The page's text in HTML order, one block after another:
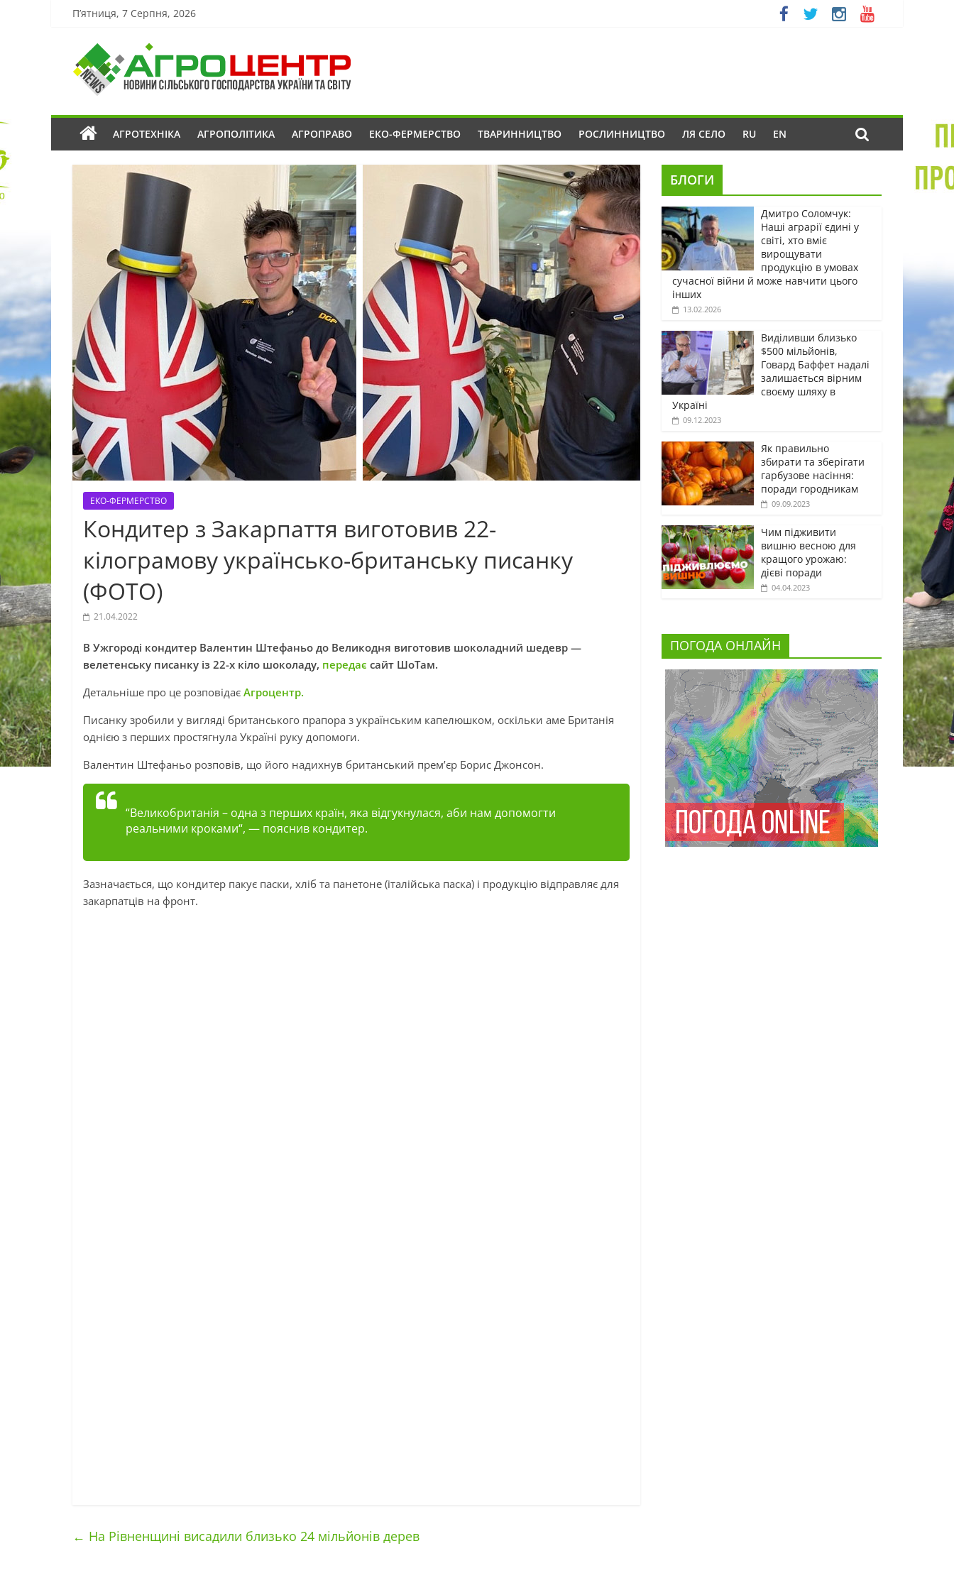
П’ятниця, 7 Серпня, 2026
АГРОТЕХНІКА АГРОПОЛІТИКА АГРОПРАВО ЕКО-ФЕРМЕРСТВО ТВАРИННИЦТВО РОСЛИННИЦТВО ЛЯ СЕЛО RU EN
ЕКО-ФЕРМЕРСТВО
Кондитер з Закарпаття виготовив 22-
кілограмову українсько-британську писанку
(ФОТО)
21.04.2022
В Ужгороді кондитер Валентин Штефаньо до Великодня виготовив шоколадний шедевр —
велетенську писанку із 22-х кіло шоколаду, передає сайт ШоТам.
Детальніше про це розповідає Агроцентр.
Писанку зробили у вигляді британського прапора з українським капелюшком, оскільки аме Британія
однією з перших простягнула Україні руку допомоги.
Валентин Штефаньо розповів, що його надихнув британський прем’єр Борис Джонсон.
“Великобританія – одна з перших країн, яка відгукнулася, аби нам допомогти
реальними кроками“, — пояснив кондитер.
Зазначається, що кондитер пакує паски, хліб та панетоне (італійська паска) і продукцію відправляє для
закарпатців на фронт.
← На Рівненщині висадили близько 24 мільйонів дерев
БЛОГИ
Дмитро Соломчук:
Наші аграрії єдині у
світі, хто вміє
вирощувати
продукцію в умовах
сучасної війни й може навчити цього
інших
13.02.2026
Виділивши близько
$500 мільйонів,
Говард Баффет надалі
залишається вірним
своєму шляху в
Україні
09.12.2023
Як правильно
збирати та зберігати
гарбузове насіння:
поради городникам
09.09.2023
Чим підживити
вишню весною для
кращого урожаю:
дієві поради
04.04.2023
ПОГОДА ОНЛАЙН